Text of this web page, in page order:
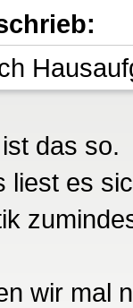
das so.
liest es
wir mal